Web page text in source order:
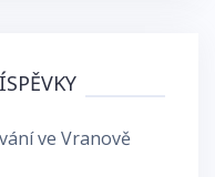
ve Vranově